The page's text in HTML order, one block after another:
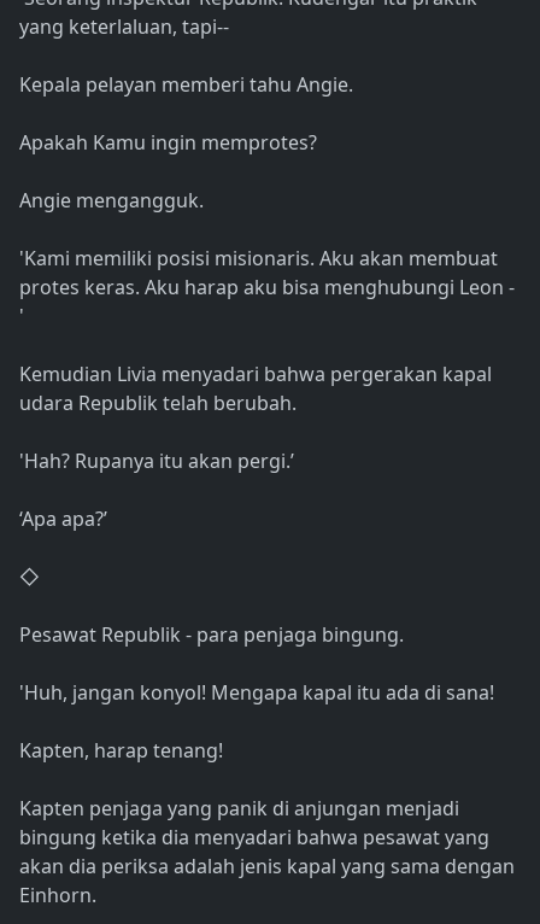
yang keterlaluan, tapi--
Kepala pelayan memberi tahu Angie.
Apakah Kamu ingin memprotes?
Angie mengangguk.
'Kami memiliki posisi misionaris. Aku akan membuat
protes keras. Aku harap aku bisa menghubungi Leon -
'
Kemudian Livia menyadari bahwa pergerakan kapal
udara Republik telah berubah.
'Hah? Rupanya itu akan pergi.’
‘Apa apa?’
◇
Pesawat Republik - para penjaga bingung.
'Huh, jangan konyol! Mengapa kapal itu ada di sana!
Kapten, harap tenang!
Kapten penjaga yang panik di anjungan menjadi
bingung ketika dia menyadari bahwa pesawat yang
akan dia periksa adalah jenis kapal yang sama dengan
Einhorn.